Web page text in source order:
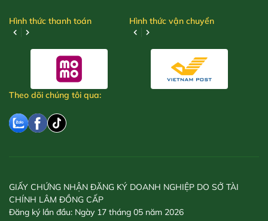
Hình thức thanh toán Hình thức vận chuyển
Theo dõi chúng tôi qua:
GIẤY CHỨNG NHẬN ĐĂNG KÝ DOANH NGHIỆP DO SỞ TÀI
CHÍNH LÂM ĐỒNG CẤP
Đăng ký lần đầu: Ngày 17 tháng 05 năm 2026